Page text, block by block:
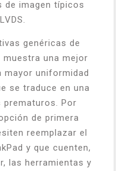
de imagen típicos
genéricas de
una mejor
mayor uniformidad
se traduce en una
prematuros. Por
de primera
reemplazar el
y que cuenten,
las herramientas y